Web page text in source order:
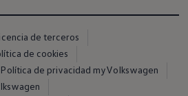
cita en tu taller
posventa
Accesorios y merchandising
de terceros
de cookies
Política de privacidad myVolkswagen